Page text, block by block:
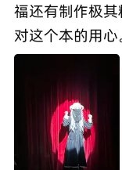
福还有制作极
对这个本的用心